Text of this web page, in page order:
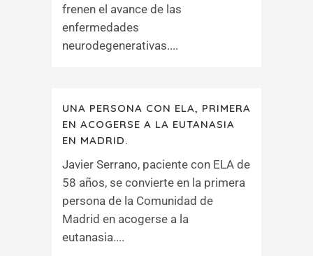
frenen el avance de las
enfermedades
neurodegenerativas....
UNA PERSONA CON ELA, PRIMERA
EN ACOGERSE A LA EUTANASIA
EN MADRID.
Javier Serrano, paciente con ELA de
58 años, se convierte en la primera
persona de la Comunidad de
Madrid en acogerse a la
eutanasia....